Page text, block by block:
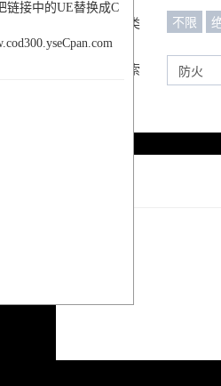
链接中的UE替换成C
栏目分类 不限
内容搜索